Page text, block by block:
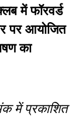
में फॉरवर्ड
पर आयोजित
का
में प्रकाशित